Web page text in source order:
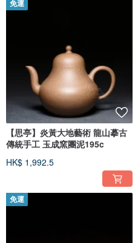
免運
【思亭】炎黃大地藝術 龍山摹古
傳統手工 玉成窯團泥195c
HK$ 1,992.5
免運